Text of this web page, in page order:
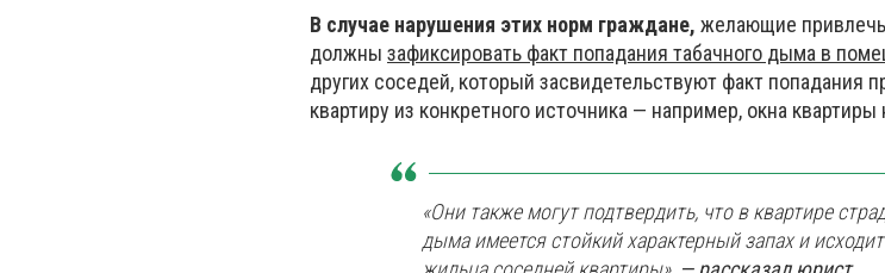
В случае нарушения этих норм граждане, желающие привлечь
должны зафиксировать факт попадания табачного дыма в
других соседей, который засвидетельствуют факт попадания
квартиру из конкретного источника — например, окна
«Они также могут подтвердить, что в квартире
дыма имеется стойкий характерный запах и